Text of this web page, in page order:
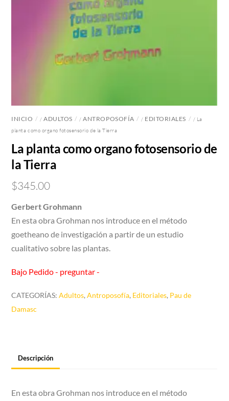
INICIO /ADULTOS /ANTROPOSOFÍA / EDITORIALES
/ La
planta como organo fotosensorio de la Tierra
La planta como organo fotosensorio de
la Tierra
$345.00
Gerbert Grohmann
En esta obra Grohman nos introduce en el método
goetheano de investigación a partir de un estudio
cualitativo sobre las plantas.
Bajo Pedido - preguntar -
CATEGORÍAS:Adultos,Antroposofía, Editoriales, Pau de
Damasc
Descripción
En esta obra Grohman nos introduce en el método